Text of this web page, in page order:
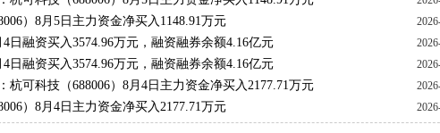
）8月5日主力资金净买入1148.91万元
日融资买入3574.96万元，融资融券余额4.16亿元
日融资买入3574.96万元，融资融券余额4.16亿元
杭可科技（688006）8月4日主力资金净买入2177.71万元
）8月4日主力资金净买入2177.71万元